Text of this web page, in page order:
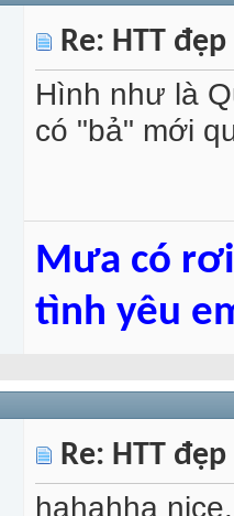
Re: HTT
Hình như là
có "bả" mới
Mưa có
tình yêu
Re: HTT
hahahha